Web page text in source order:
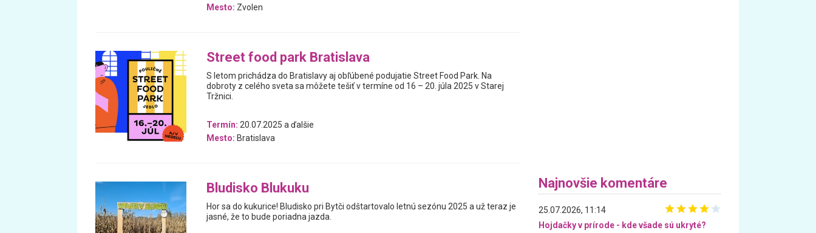
Mesto: Zvolen
Street food park Bratislava
S letom prichádza do Bratislavy aj obľúbené podujatie Street Food Park. Na
dobroty z celého sveta sa môžete tešiť v termíne od 16 – 20. júla 2025 v Starej
Tržnici.
Termín: 20.07.2025 a ďalšie
Mesto: Bratislava
Bludisko Blukuku
Hor sa do kukurice! Bludisko pri Bytči odštartovalo letnú sezónu 2025 a už teraz je
jasné, že to bude poriadna jazda.
Najnovšie komentáre
25.07.2026, 11:14
Hojdačky v prírode - kde všade sú ukryté?